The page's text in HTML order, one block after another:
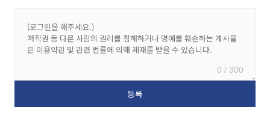
0 / 300